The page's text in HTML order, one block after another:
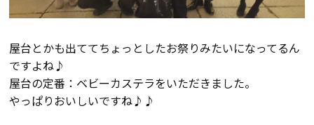
家づくりの資金計画
設計・施工品質管理
屋台とかも出ててちょっとしたお祭りみたいになってるん
ですよね♪
屋台の定番：ベビーカステラをいただきました。
やっぱりおいしいですね♪♪